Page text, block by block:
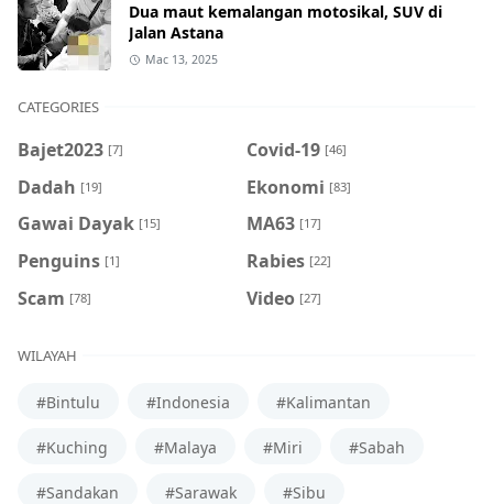
Dua maut kemalangan motosikal, SUV di
Jalan Astana
Mac 13, 2025
CATEGORIES
Bajet2023 [7] Covid-19 [46]
Dadah [19] Ekonomi [83]
Gawai Dayak [15] MA63 [17]
Penguins [1] Rabies [22]
Scam [78] Video [27]
WILAYAH
#Bintulu #Indonesia #Kalimantan
#Kuching #Malaya #Miri #Sabah
#Sandakan #Sarawak #Sibu